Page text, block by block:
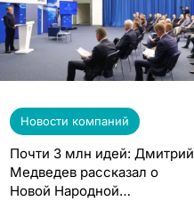
Новости компаний
Почти 3 млн идей: Дмитрий
Медведев рассказал о
Новой Народной